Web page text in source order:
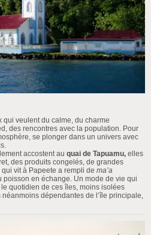
qui veulent du calme, du charme
des rencontres avec la population. Pour
se plonger dans un univers avec
accostent au quai de Tapuamu, elles
des produits congelés, de grandes
vit à Papeete a rempli de ma’a
poisson en échange. Un mode de vie qui
quotidien de ces îles, moins isolées
dépendantes de l’île principale,